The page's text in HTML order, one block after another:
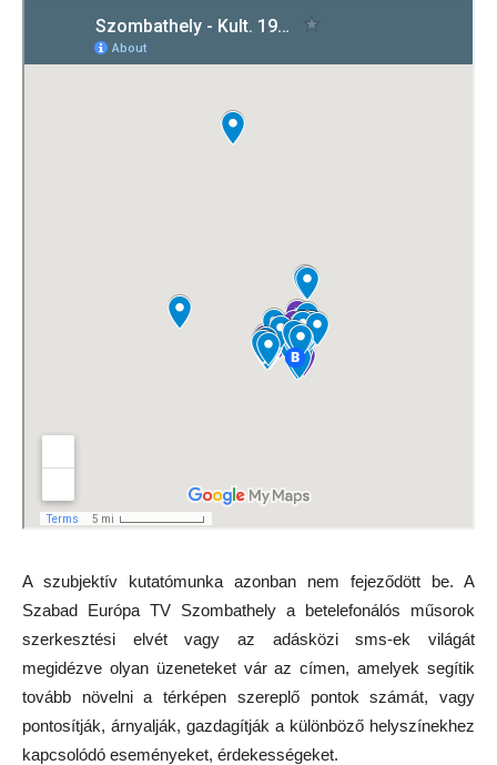
A szubjektív kutatómunka azonban nem fejeződött be. A
Szabad Európa TV Szombathely a betelefonálós műsorok
szerkesztési elvét vagy az adásközi sms-ek világát
megidézve olyan üzeneteket vár az címen, amelyek segítik
tovább növelni a térképen szereplő pontok számát, vagy
pontosítják, árnyalják, gazdagítják a különböző helyszínekhez
kapcsolódó eseményeket, érdekességeket.